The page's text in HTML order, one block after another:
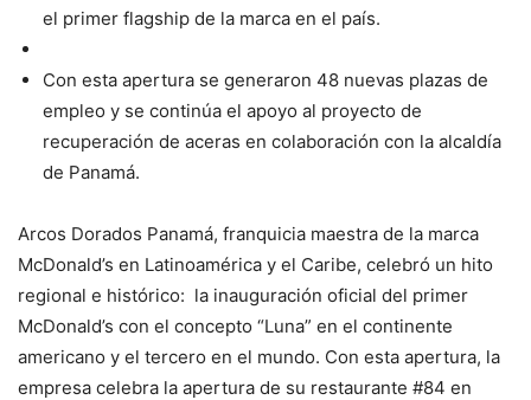
el primer flagship de la marca en el país.
Con esta apertura se generaron 48 nuevas plazas de
empleo y se continúa el apoyo al proyecto de
recuperación de aceras en colaboración con la alcaldía
de Panamá.
Arcos Dorados Panamá, franquicia maestra de la marca
McDonald’s en Latinoamérica y el Caribe, celebró un hito
regional e histórico: la inauguración oficial del primer
McDonald’s con el concepto “Luna” en el continente
americano y el tercero en el mundo. Con esta apertura, la
empresa celebra la apertura de su restaurante #84 en